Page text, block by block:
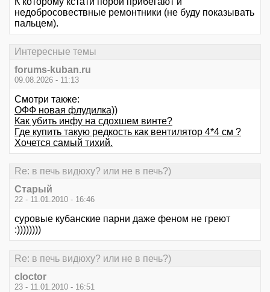
недобросовествные ремонтники (не буду показывать
пальцем).
Интересные темы
forums-kuban.ru
09.08.2026 - 11:13
Смотри также:
ОФФ новая флудилка))
Как убить инфу на сдохшем винте?
Где купить такую редкость как вентилятор 4*4 см ?
Хочется самый тихий.
Re: в печь видюху? или не в печь?)
Старый
22 - 11.01.2010 - 16:46
суровые кубанские парни даже феном не греют
:))))))))
Re: в печь видюху? или не в печь?)
cloctor
23 - 11.01.2010 - 16:51